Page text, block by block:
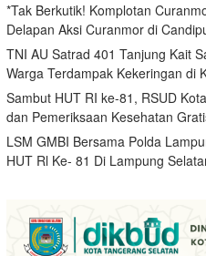
*Tak Berkutik! Komplotan
Delapan Aksi Curanmor di
TNI AU Satrad 401 Tanjung Kait
Warga Terdampak Kekeringan di
Sambut HUT RI ke-81, RSUD
dan Pemeriksaan Kesehatan
LSM GMBI Bersama Polda
HUT Rl Ke- 81 Di Lampung